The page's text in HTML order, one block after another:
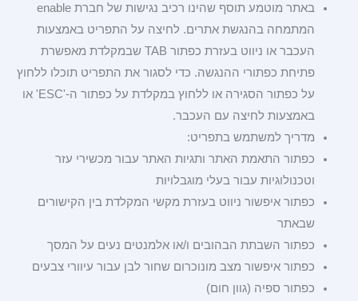
באתר מוטמע תוסף שהינו רכיב נגישות של חברת enable
המתמחה בהנגשת אתרים. לחיצה על התפריט באמצעות
העכבר או ניווט בעזרת כפתור TAB שבמקלדת מאפשרת
פתיחת כפתורי ההנגשה. כדי לסגור את התפריט תוכלו ללחוץ
על כפתור הסגירה או ללחוץ במקלדת על כפתור ה-'ESC' או
באמצעות לחיצה עם העכבר.
מדריך למשתמש בתפריט:
כפתור התאמת האתר ותגיות האתר עבור מכשירי עזר
וטכנולוגיות עבור בעלי מוגבלויות
כפתור איפשור ניווט בעזרת מקשי המקלדת בין הקישורים
שבאתר
כפתור השבתת הבהובים ו/או אלמנטים נעים על המסך
כפתור איפשור מצב מונוכרום שחור לבן עבור עיוורי צבעים
כפתור ספיה (גוון חום)